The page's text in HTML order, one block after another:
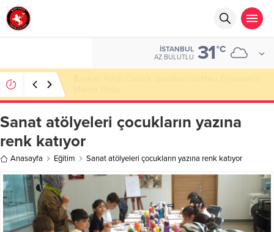
İSTANBUL
AZ BULUTLU 31°C
Sanat atölyeleri çocukların yazına
renk katıyor
Anasayfa Eğitim Sanat atölyeleri çocukların yazına renk katıyor